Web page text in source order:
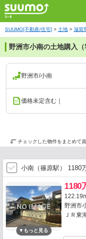
SUUMO[不動産/住宅] > 土地 > 滋賀
野洲市小南の土地購入
野洲市/小南
価格未定含む｜
チェックした物件をまとめて
小南（篠原駅） 1180
1180
野洲市
ＪＲ東